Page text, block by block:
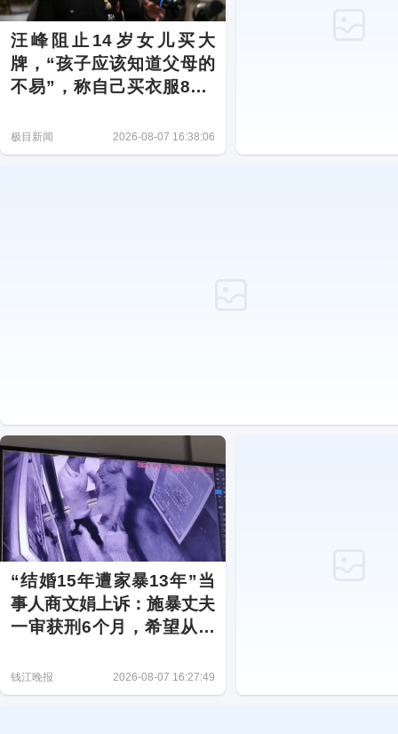
汪峰阻止14岁女儿买大
牌，“孩子应该知道父母的
不易”，称自己买衣服80%
极目新闻 2026-08-07 16:38:06
“结婚15年遭家暴13年”当
事人商文娟上诉：施暴丈夫
一审获刑6个月，希望从重
钱江晚报 2026-08-07 16:27:49